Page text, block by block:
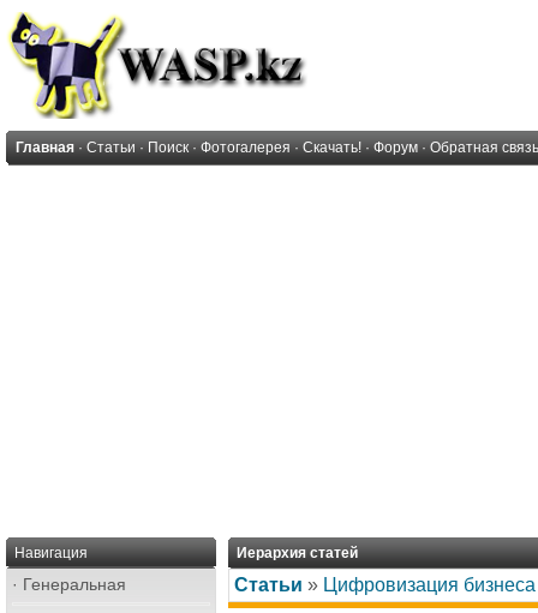
Главная · Статьи · Поиск · Фотогалерея · Скачать! · Форум · Обратная связь
Навигация
· Генеральная
Иерархия статей
Статьи » Цифровизация бизнеса